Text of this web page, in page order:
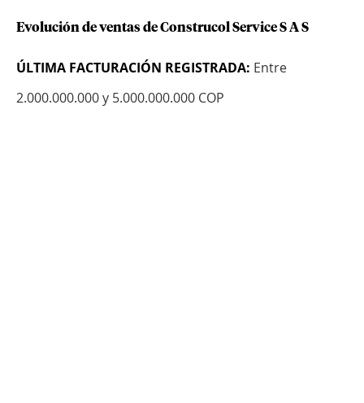
Evolución de ventas de Construcol Service S A S
ÚLTIMA FACTURACIÓN REGISTRADA: Entre
2.000.000.000 y 5.000.000.000 COP